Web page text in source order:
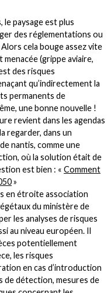
le paysage est plus
des réglementations ou
cela bouge assez vite
(grippe aviaire,
des risques
qu’indirectement la
permanents de
une bonne nouvelle !
revient dans les agendas
regarder, dans un
nantis, comme une
où la solution était de
est bien : « Comment
»
en étroite association
du ministère de
les analyses de risques
au niveau européen. Il
potentiellement
les risques
en cas d’introduction
de détection, mesures de